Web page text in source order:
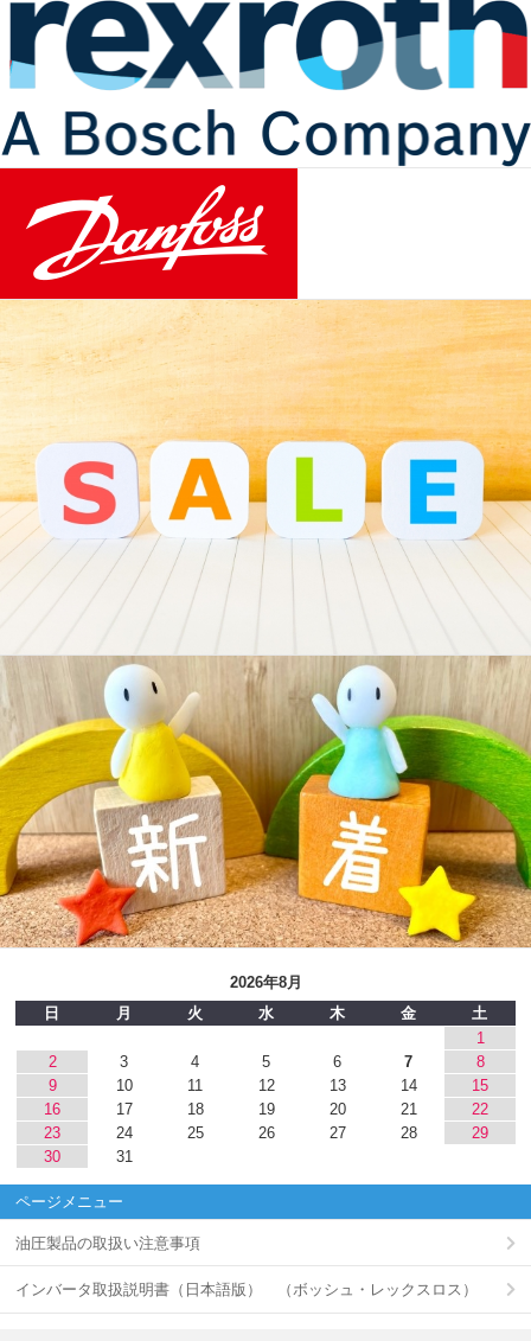
2026年8月
日
月 火 水 木 金
土
1
2
3 4 5 6 7
8
9
10 11 12 13 14
15
16
17 18 19 20 21
22
23
24 25 26 27 28
29
30
31
ページメニュー
油圧製品の取扱い注意事項
インバータ取扱説明書（日本語版） （ボッシュ・レックスロス）